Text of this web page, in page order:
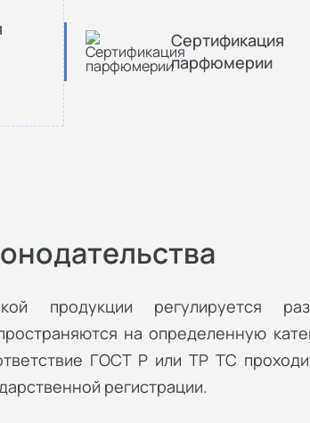
Сертификация
парфюмерии
продукции регулируется
на определенную
ГОСТ Р или ТР ТС
регистрации.